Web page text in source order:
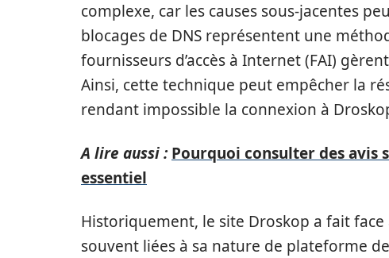
complexe, car les causes sous-jacentes
blocages de DNS représentent une
fournisseurs d’accès à Internet (FAI)
Ainsi, cette technique peut empêcher la
rendant impossible la connexion à
A lire aussi : Pourquoi consulter des avis
essentiel
Historiquement, le site Droskop a fait
souvent liées à sa nature de plateforme